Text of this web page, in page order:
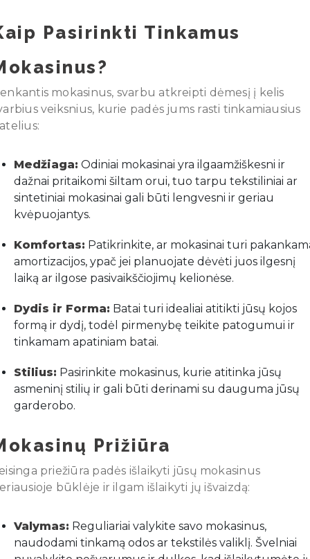
Pasirinkti Tinkamus
mokasinus, svarbu atkreipti dėmesį į kelis
veiksnius, kurie padės jums rasti tinkamiausius
Medžiaga: Odiniai mokasinai yra ilgaamžiškesni ir
dažnai pritaikomi šiltam orui, tuo tarpu tekstiliniai ar
sintetiniai mokasinai gali būti lengvesni ir geriau
kvėpuojantys.
Komfortas: Patikrinkite, ar mokasinai turi
amortizacijos, ypač jei planuojate dėvėti juos ilgesnį
laiką ar ilgose pasivaikščiojimų kelionėse.
Dydis ir Forma: Batai turi idealiai atitikti jūsų kojos
formą ir dydį, todėl pirmenybę teikite patogumui ir
tinkamam apatiniam batai.
Stilius: Pasirinkite mokasinus, kurie atitinka jūsų
asmeninį stilių ir gali būti derinami su dauguma jūsų
garderobo.
Prižiūra
priežiūra padės išlaikyti jūsų mokasinus
būklėje ir ilgam išlaikyti jų išvaizdą:
Valymas: Reguliariai valykite savo mokasinus,
naudodami tinkamą odos ar tekstilės valiklį. Švelniai